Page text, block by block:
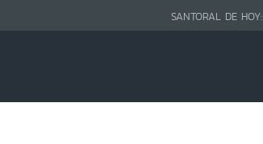
SANTORAL DE HOY: